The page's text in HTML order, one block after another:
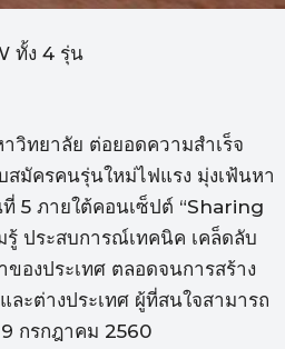
ทั้ง 4 รุ่น
ทยาลัย ต่อยอดความสำเร็จ
สมัครคนรุ่นใหม่ไฟแรง มุ่งเฟ้นหา
ที่ 5 ภายใต้คอนเซ็ปต์ “Sharing
ประสบการณ์เทคนิค เคล็ดลับ
องประเทศ ตลอดจนการสร้าง
ะต่างประเทศ ผู้ที่สนใจสามารถ
กรกฎาคม 2560